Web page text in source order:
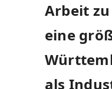
Arbeit
eine
als